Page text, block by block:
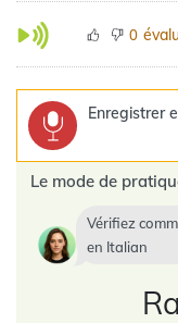
0
Enregistrer
Le mode de
Vérifiez
en Italian